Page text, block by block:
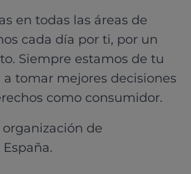
en todas las áreas de
cada día por ti, por un
Siempre estamos de tu
tomar mejores decisiones
como consumidor.
de